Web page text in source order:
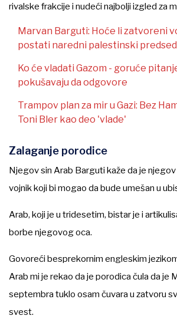
rivalske frakcije i nudeći najbolji izgled za
Marvan Barguti: Hoće li zatvoreni
postati naredni palestinski
Ko će vladati Gazom - goruće
pokušavaju da odgovore
Trampov plan za mir u Gazi: Bez
Toni Bler kao deo 'vlade'
Zalaganje porodice
Njegov sin Arab Barguti kaže da je
vojnik koji bi mogao da bude umešan u
Arab, koji je u tridesetim, bistar je i
borbe njegovog oca.
Govoreći besprekornim engleskim
Arab mi je rekao da je porodica čula da je
septembra tuklo osam čuvara u zatvoru
svest.